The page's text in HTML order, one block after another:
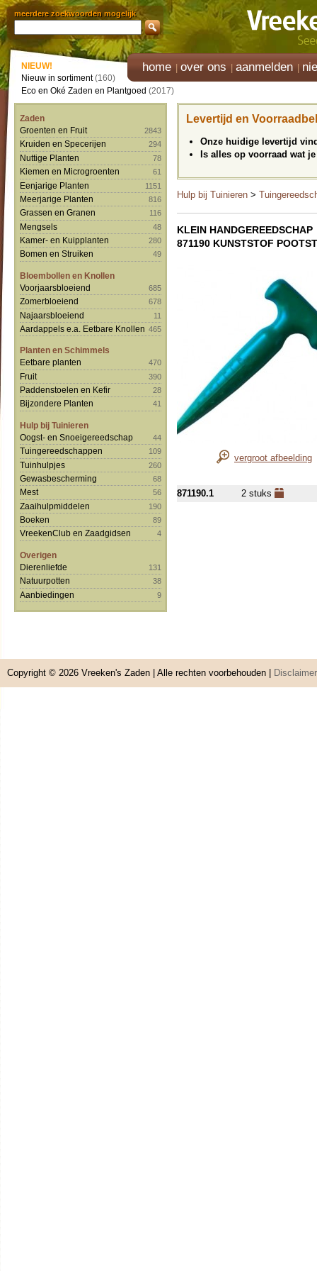
meerdere zoekwoorden mogelijk
home over ons aanmelden
NIEUW!
Nieuw in sortiment(160)
Eco en Oké Zaden en Plantgoed (2017)
Zaden
Groenten en Fruit
2843
Kruiden en Specerijen 294
Nuttige Planten 78
Kiemen en Microgroenten 61
Eenjarige Planten 1151
Meerjarige Planten 816
Grassen en Granen 116
Mengsels 48
Kamer- en Kuipplanten 280
Bomen en Struiken 49
Bloembollen en Knollen
Voorjaarsbloeiend
685
Zomerbloeiend 678
Najaarsbloeiend 11
Aardappels e.a. Eetbare Knollen 465
Planten en Schimmels
Eetbare planten
470
Fruit 390
Paddenstoelen en Kefir 28
Bijzondere Planten 41
Hulp bij Tuinieren
Oogst- en Snoeigereedschap
44
Tuingereedschappen 109
Tuinhulpjes 260
Gewasbescherming 68
Mest 56
Zaaihulpmiddelen 190
Boeken 89
VreekenClub en Zaadgidsen 4
Overigen
Dierenliefde
131
Natuurpotten 38
Aanbiedingen 9
Levertijd en
Onze huidige levertijd
Is alles op voorraad wat
Hulp bij Tuinieren >
KLEIN HANDGEREEDSCHAP
871190 KUNSTSTOF
vergroot afbeelding
871190.1 2 stuks
Copyright © 2026 Vreeken's Zaden | Alle rechten voorbehouden | Disclaimer